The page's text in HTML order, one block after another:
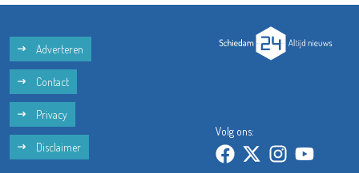
Adverteren
Contact
Privacy
Disclaimer
Volg ons: